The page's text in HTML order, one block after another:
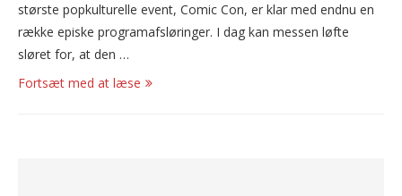
største popkulturelle event, Comic Con, er klar med endnu en
række episke programafsløringer. I dag kan messen løfte
sløret for, at den …
Fortsæt med at læse